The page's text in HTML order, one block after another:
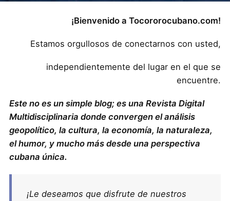
¡Bienvenido a Tocororocubano.com!
Estamos orgullosos de conectarnos con usted,
independientemente del lugar en el que se
encuentre.
Este no es un simple blog; es una Revista Digital
Multidisciplinaria donde convergen el análisis
geopolítico, la cultura, la economía, la naturaleza,
el humor, y mucho más desde una perspectiva
cubana única.
¡Le deseamos que disfrute de nuestros